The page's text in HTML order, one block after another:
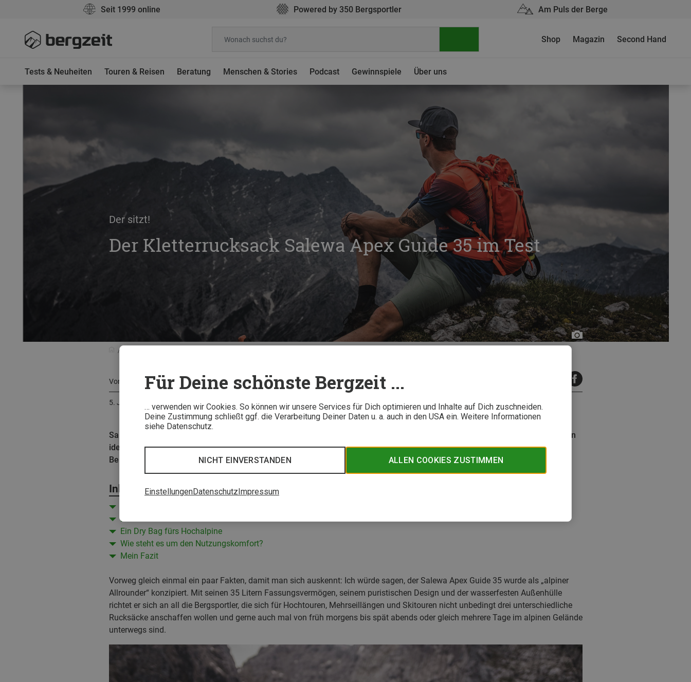
Für Deine schönste Bergzeit ...
… verwenden wir Cookies. So können wir unsere Services für Dich optimieren und Inhalte auf Dich zuschneiden.
Deine Zustimmung schließt ggf. die Verarbeitung Deiner Daten u. a. auch in den USA ein. Weitere Informationen
siehe Datenschutz.
ALLEN COOKIES ZUSTIMMEN
NICHT EINVERSTANDEN
EinstellungenDatenschutzImpressum
Seit 1999 online Powered by 350 Bergsportler Am Puls der Berge
Tests & Neuheiten Touren & Reisen Beratung Menschen & Stories Podcast Gewinnspiele Über uns
Shop Magazin Second Hand
Der sitzt!
Der Kletterrucksack Salewa Apex Guide 35 im Test
Roman
Knopf
Von Roman Knopf
5. Juli 2020
Salewa hat den Apex Guide 35 für steile, technisch anspruchsvolle Aufstiege und lange Abstiege konzipiert und verspricht den
idealen Rucksack für Tagestouren im alpinen Gelände. Welche Eigenschaften den Kletterrucksack auszeichnen und ob er
Bergzeit Autor Roman überzeugen konnte, erfährst Du hier.
Inhalt
Passform: Der sitzt!
Ein Dry Bag fürs Hochalpine
Wie steht es um den Nutzungskomfort?
Mein Fazit
Vorweg gleich einmal ein paar Fakten, damit man sich auskennt: Ich würde sagen, der Salewa Apex Guide 35 wurde als „alpiner
Allrounder“ konzipiert. Mit seinen 35 Litern Fassungsvermögen, seinem puristischen Design und der wasserfesten Außenhülle
richtet er sich an all die Bergsportler, die sich für Hochtouren, Mehrseillängen und Skitouren nicht unbedingt drei unterschiedliche
Rucksäcke anschaffen wollen und gerne auch mal von früh morgens bis spät abends oder gleich mehrere Tage im alpinen Gelände
unterwegs sind.